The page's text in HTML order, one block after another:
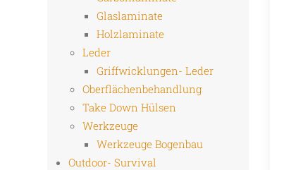
Glaslaminate
Holzlaminate
Leder
Griffwicklungen- Leder
Oberflächenbehandlung
Take Down Hülsen
Werkzeuge
Werkzeuge Bogenbau
Outdoor- Survival